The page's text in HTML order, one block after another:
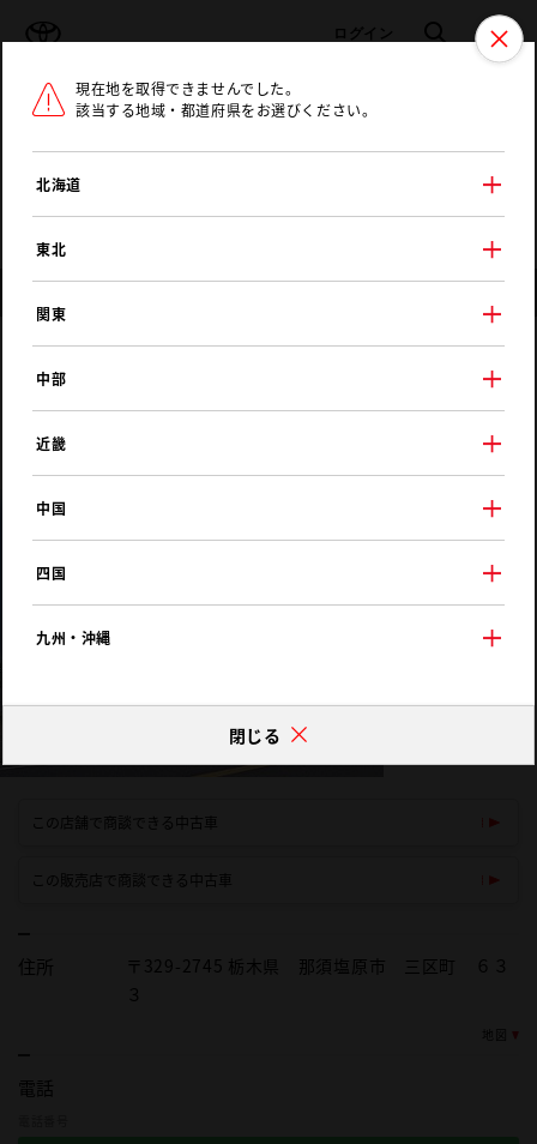
ログイン 検索 メニュ
ラインアップ オーナーサポート
現在地を取得できませんでした。
該当する地域・都道府県をお選びください。
北海道
東北
関東
中部
近畿
中国
四国
九州・沖縄
閉じる
トヨタ認定中古車 メニュー
栃木トヨペット
西那須野店
この店舗で商談できる中古車
この販売店で商談できる中古車
住所
〒329-2745 栃木県 那須塩原市 三区町 ６３
３
電話